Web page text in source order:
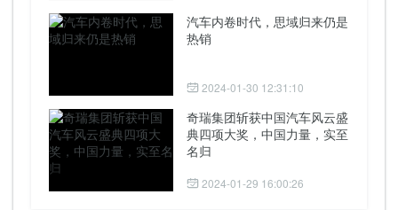
汽车内卷时代，思域归来仍是
热销
2024-01-30 12:31:10
奇瑞集团斩获中国汽车风云盛
典四项大奖，中国力量，实至
名归
2024-01-29 16:00:26